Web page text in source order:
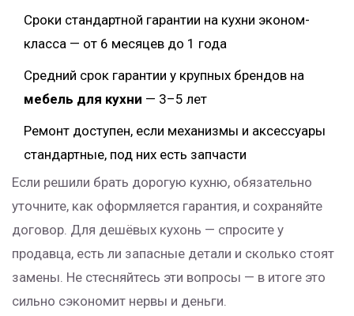
Сроки стандартной гарантии на кухни эконом-
класса — от 6 месяцев до 1 года
Средний срок гарантии у крупных брендов на
мебель для кухни — 3–5 лет
Ремонт доступен, если механизмы и аксессуары
стандартные, под них есть запчасти
Если решили брать дорогую кухню, обязательно
уточните, как оформляется гарантия, и сохраняйте
договор. Для дешёвых кухонь — спросите у
продавца, есть ли запасные детали и сколько стоят
замены. Не стесняйтесь эти вопросы — в итоге это
сильно сэкономит нервы и деньги.